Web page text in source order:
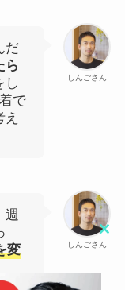
しんごさん
だ
ら
し
で
しんごさん
週
変